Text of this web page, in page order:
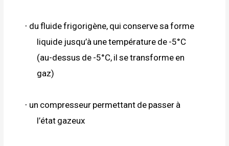
· du fluide frigorigène, qui conserve sa forme
liquide jusqu’à une température de -5°C
(au-dessus de -5°C, il se transforme en
gaz)
· un compresseur permettant de passer à
l’état gazeux